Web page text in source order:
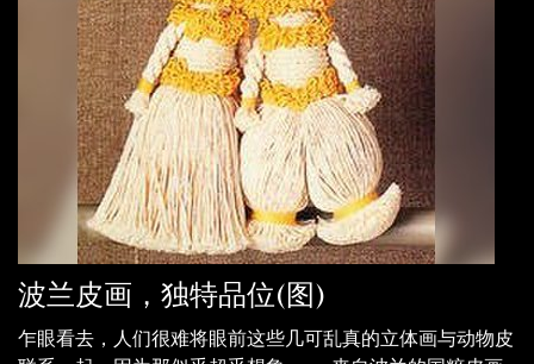
波兰皮画，独特品位(图)
乍眼看去，人们很难将眼前这些几可乱真的立体画与动物皮